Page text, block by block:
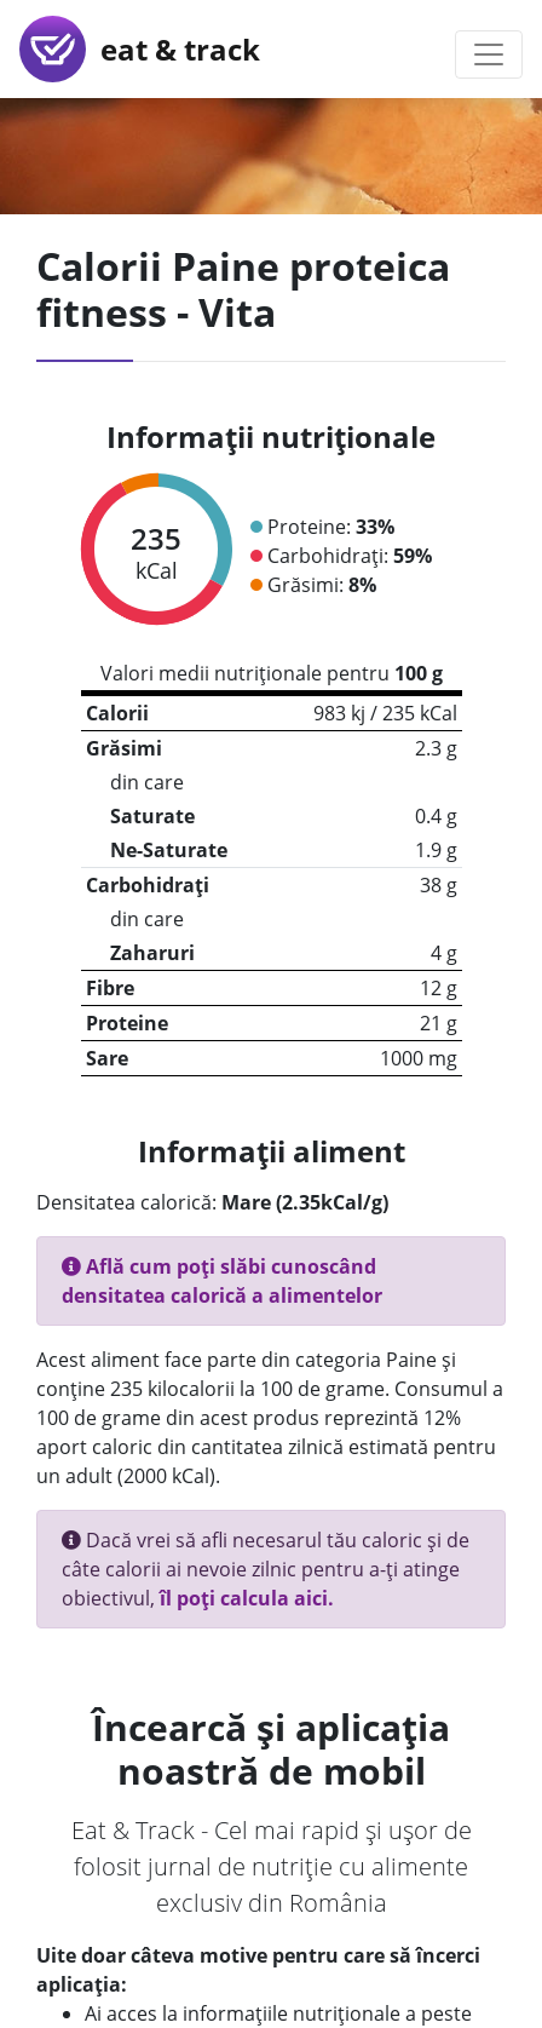
eat & track
Calorii Paine proteica
fitness - Vita
Informații nutriționale
235
kCal
Proteine: 33%
Carbohidrați: 59%
Grăsimi: 8%
Valori medii nutriționale pentru 100 g
Calorii
983 kj / 235 kCal
Grăsimi
2.3 g
din care
Saturate
0.4 g
Ne-Saturate
1.9 g
Carbohidrați
38 g
din care
Zaharuri
4 g
Fibre
12 g
Proteine
21 g
Sare
1000 mg
Informații aliment
Densitatea calorică: Mare (2.35kCal/g)
Află cum poți slăbi cunoscând
densitatea calorică a alimentelor
Acest aliment face parte din categoria Paine și
conține 235 kilocalorii la 100 de grame. Consumul a
100 de grame din acest produs reprezintă 12%
aport caloric din cantitatea zilnică estimată pentru
un adult (2000 kCal).
Dacă vrei să afli necesarul tău caloric și de
câte calorii ai nevoie zilnic pentru a-ți atinge
obiectivul,îl poți calcula aici.
Încearcă și aplicația
noastră de mobil
Eat & Track - Cel mai rapid și ușor de
folosit jurnal de nutriție cu alimente
exclusiv din România
Uite doar câteva motive pentru care să încerci
aplicația:
Ai acces la informațiile nutriționale a peste